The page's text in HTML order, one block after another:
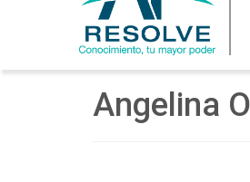
Angelina